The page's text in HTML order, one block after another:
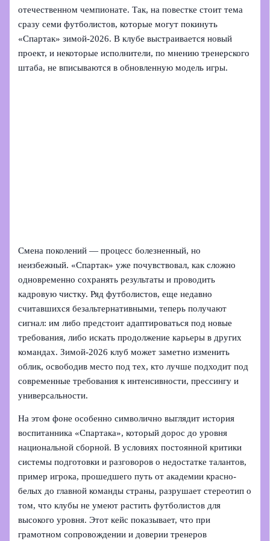
отечественном чемпионате. Так, на повестке стоит тема
сразу семи футболистов, которые могут покинуть
«Спартак» зимой-2026. В клубе выстраивается новый
проект, и некоторые исполнители, по мнению тренерского
штаба, не вписываются в обновленную модель игры.
Смена поколений — процесс болезненный, но
неизбежный. «Спартак» уже почувствовал, как сложно
одновременно сохранять результаты и проводить
кадровую чистку. Ряд футболистов, еще недавно
считавшихся безальтернативными, теперь получают
сигнал: им либо предстоит адаптироваться под новые
требования, либо искать продолжение карьеры в других
командах. Зимой-2026 клуб может заметно изменить
облик, освободив место под тех, кто лучше подходит под
современные требования к интенсивности, прессингу и
универсальности.
На этом фоне особенно символично выглядит история
воспитанника «Спартака», который дорос до уровня
национальной сборной. В условиях постоянной критики
системы подготовки и разговоров о недостатке талантов,
пример игрока, прошедшего путь от академии красно-
белых до главной команды страны, разрушает стереотип о
том, что клубы не умеют растить футболистов для
высокого уровня. Этот кейс показывает, что при
грамотном сопровождении и доверии тренеров